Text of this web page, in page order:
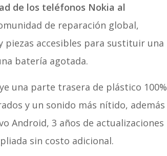
de los teléfonos Nokia al
de reparación global,
piezas accesibles para sustituir una
batería agotada.
una parte trasera de plástico 100%
y un sonido más nítido, además
Android, 3 años de actualizaciones
sin costo adicional.